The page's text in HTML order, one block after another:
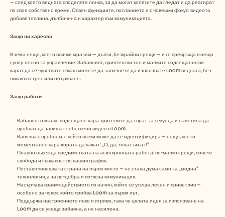
— след което веднага споделяте линка, за да могат колегите да гледат и да реагират
по свое собствено време. Освен функциите, посланието е с човешки фокус: видеото
добавя топлина, дълбочина и характер към комуникацията.
Защо ни харесва
Взема нещо, което всички мразим — дълги, безкрайни срещи — и го превръща в нещо
супер лесно за управление. Забавният, приятелски тон и малките подсещания ви
карат да се чувствате сякаш можете да започнете да използвате Loom веднага, без
никакъв стрес или объркване.
Защо работи
Забавното малко подсещане кара зрителите да спрат за секунда и наистина да
пробват да запишат собствено видео в Loom.
Започва с проблем, с който всеки може да се идентифицира — нещо, което
моментално кара хората да кажат: „О, да, това съм аз!“
Плавно въвежда предимствата на асинхронната работа: по-малко срещи, повече
свобода и гъвкавост по вашия график.
Поставя човешката страна на първо място — не става дума само за „модна“
технология, а за по-добра и по-ясна комуникация.
Насърчава взаимодействието по начин, който се усеща лесен и приветлив —
особено за човек, който пробва Loom за първи път.
Поддържа настроението леко и игриво, така че цялата идея за използване на
Loom да се усеща забавна, а не насилена.